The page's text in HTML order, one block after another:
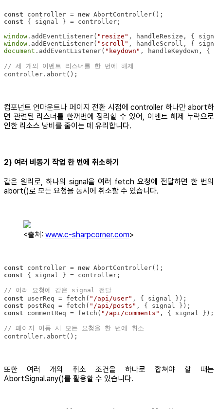
const controller = new
const
window .addEventListener( "resize"
window .addEventListener( "scroll"
document .addEventListener( "keydown"
// 세 개의 이벤트 리스너를 한 번에 해제
controller.abort();
컴포넌트 언마운트나 페이지 전환 시점에 controller 하나만 abort하
면 관련된 리스너를 한꺼번에 정리할 수 있어, 이벤트 해제 누락으로
인한 리소스 낭비를 줄이는 데 유리합니다.
2) 여러 비동기 작업 한 번에 취소하기
같은 원리로, 하나의 signal을 여러 fetch 요청에 전달하면 한 번의
abort()로 모든 요청을 동시에 취소할 수 있습니다.
<출처: www.c-sharpcorner.com>
const controller = new
const
// 여러 요청에 같은 signal 전달
const userReq = fetch( "/api/user"
const postReq = fetch( "/api/posts"
const commentReq = fetch( "/api/comments"
// 페이지 이동 시 모든 요청을 한 번에 취소
controller.abort();
또한 여러 개의 취소 조건을 하나로 합쳐야 할 때는
AbortSignal.any()를 활용할 수 있습니다.